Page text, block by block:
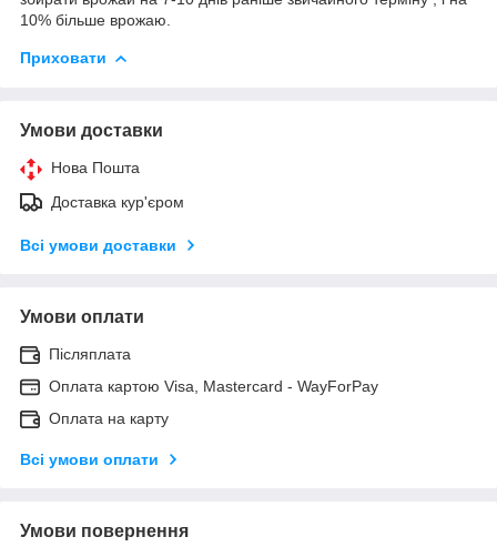
10% більше врожаю.
Приховати
Умови доставки
Нова Пошта
Доставка кур'єром
Всі умови доставки
Умови оплати
Післяплата
Оплата картою Visa, Mastercard - WayForPay
Оплата на карту
Всі умови оплати
Умови повернення